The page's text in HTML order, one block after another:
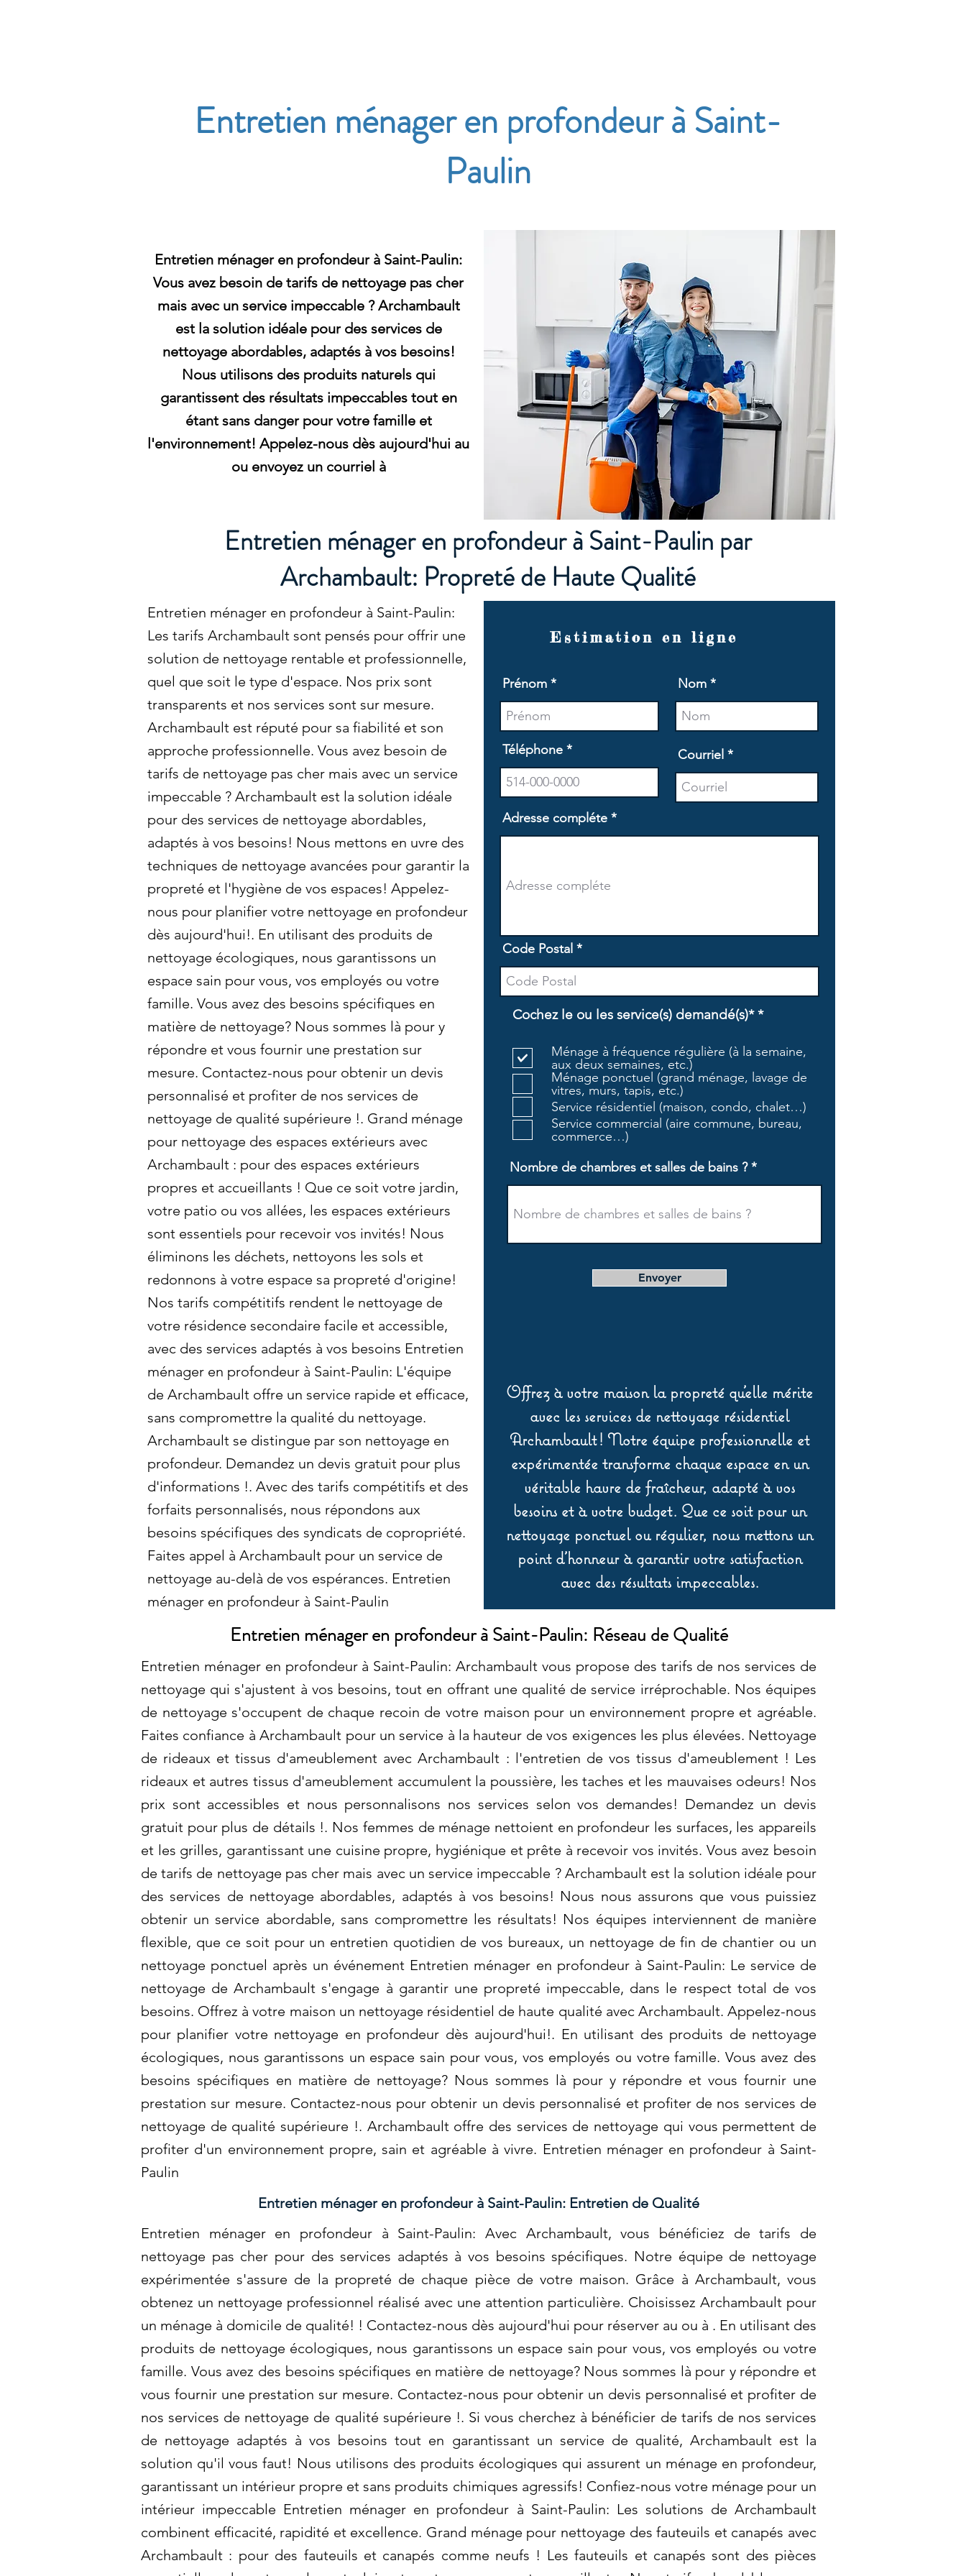
Entretien ménager en profondeur à Saint-
Paulin
Entretien ménager en profondeur à Saint-Paulin:
Vous avez besoin de tarifs de nettoyage pas cher
mais avec un service impeccable ? Archambault
est la solution idéale pour des services de
nettoyage abordables, adaptés à vos besoins!
Nous utilisons des produits naturels qui
garantissent des résultats impeccables tout en
étant sans danger pour votre famille et
l'environnement! Appelez-nous dès aujourd'hui au
ou envoyez un courriel à
Entretien ménager en profondeur à Saint-Paulin par
Archambault: Propreté de Haute Qualité
Entretien ménager en profondeur à Saint-Paulin:
Les tarifs Archambault sont pensés pour offrir une
solution de nettoyage rentable et professionnelle,
quel que soit le type d'espace. Nos prix sont
transparents et nos services sont sur mesure.
Archambault est réputé pour sa fiabilité et son
approche professionnelle. Vous avez besoin de
tarifs de nettoyage pas cher mais avec un service
impeccable ? Archambault est la solution idéale
pour des services de nettoyage abordables,
adaptés à vos besoins! Nous mettons en uvre des
techniques de nettoyage avancées pour garantir la
propreté et l'hygiène de vos espaces! Appelez-
nous pour planifier votre nettoyage en profondeur
dès aujourd'hui!. En utilisant des produits de
nettoyage écologiques, nous garantissons un
espace sain pour vous, vos employés ou votre
famille. Vous avez des besoins spécifiques en
matière de nettoyage? Nous sommes là pour y
répondre et vous fournir une prestation sur
mesure. Contactez-nous pour obtenir un devis
personnalisé et profiter de nos services de
nettoyage de qualité supérieure !. Grand ménage
pour nettoyage des espaces extérieurs avec
Archambault : pour des espaces extérieurs
propres et accueillants ! Que ce soit votre jardin,
votre patio ou vos allées, les espaces extérieurs
sont essentiels pour recevoir vos invités! Nous
éliminons les déchets, nettoyons les sols et
redonnons à votre espace sa propreté d'origine!
Nos tarifs compétitifs rendent le nettoyage de
votre résidence secondaire facile et accessible,
avec des services adaptés à vos besoins Entretien
ménager en profondeur à Saint-Paulin: L'équipe
de Archambault offre un service rapide et efficace,
sans compromettre la qualité du nettoyage.
Archambault se distingue par son nettoyage en
profondeur. Demandez un devis gratuit pour plus
d'informations !. Avec des tarifs compétitifs et des
forfaits personnalisés, nous répondons aux
besoins spécifiques des syndicats de copropriété.
Faites appel à Archambault pour un service de
nettoyage au-delà de vos espérances. Entretien
ménager en profondeur à Saint-Paulin
Estimation en ligne
Prénom Nom
Téléphone Courriel
Adresse compléte
Code Postal
Cochez le ou les service(s) demandé(s)* *O
i
a
o
i
Ménage à fréquence régulière (à la semaine,
aux deux semaines, etc.)
Ménage ponctuel (grand ménage, lavage de
vitres, murs, tapis, etc.)
Service résidentiel (maison, condo, chalet…)
Service commercial (aire commune, bureau,
commerce…)
Nombre de chambres et salles de bains ?
Envoyer
Offrez à votre maison la propreté qu’elle mérite
avec les services de nettoyage résidentiel
Archambault ! Notre équipe professionnelle et
expérimentée transforme chaque espace en un
véritable havre de fraîcheur, adapté à vos
besoins et à votre budget. Que ce soit pour un
nettoyage ponctuel ou régulier, nous mettons un
point d’honneur à garantir votre satisfaction
avec des résultats impeccables.
Entretien ménager en profondeur à Saint-Paulin: Réseau de Qualité
Entretien ménager en profondeur à Saint-Paulin: Archambault vous propose des tarifs de nos services de
nettoyage qui s'ajustent à vos besoins, tout en offrant une qualité de service irréprochable. Nos équipes
de nettoyage s'occupent de chaque recoin de votre maison pour un environnement propre et agréable.
Faites confiance à Archambault pour un service à la hauteur de vos exigences les plus élevées. Nettoyage
de rideaux et tissus d'ameublement avec Archambault : l'entretien de vos tissus d'ameublement ! Les
rideaux et autres tissus d'ameublement accumulent la poussière, les taches et les mauvaises odeurs! Nos
prix sont accessibles et nous personnalisons nos services selon vos demandes! Demandez un devis
gratuit pour plus de détails !. Nos femmes de ménage nettoient en profondeur les surfaces, les appareils
et les grilles, garantissant une cuisine propre, hygiénique et prête à recevoir vos invités. Vous avez besoin
de tarifs de nettoyage pas cher mais avec un service impeccable ? Archambault est la solution idéale pour
des services de nettoyage abordables, adaptés à vos besoins! Nous nous assurons que vous puissiez
obtenir un service abordable, sans compromettre les résultats! Nos équipes interviennent de manière
flexible, que ce soit pour un entretien quotidien de vos bureaux, un nettoyage de fin de chantier ou un
nettoyage ponctuel après un événement Entretien ménager en profondeur à Saint-Paulin: Le service de
nettoyage de Archambault s'engage à garantir une propreté impeccable, dans le respect total de vos
besoins. Offrez à votre maison un nettoyage résidentiel de haute qualité avec Archambault. Appelez-nous
pour planifier votre nettoyage en profondeur dès aujourd'hui!. En utilisant des produits de nettoyage
écologiques, nous garantissons un espace sain pour vous, vos employés ou votre famille. Vous avez des
besoins spécifiques en matière de nettoyage? Nous sommes là pour y répondre et vous fournir une
prestation sur mesure. Contactez-nous pour obtenir un devis personnalisé et profiter de nos services de
nettoyage de qualité supérieure !. Archambault offre des services de nettoyage qui vous permettent de
profiter d'un environnement propre, sain et agréable à vivre. Entretien ménager en profondeur à Saint-
Paulin
Entretien ménager en profondeur à Saint-Paulin: Entretien de Qualité
Entretien ménager en profondeur à Saint-Paulin: Avec Archambault, vous bénéficiez de tarifs de
nettoyage pas cher pour des services adaptés à vos besoins spécifiques. Notre équipe de nettoyage
expérimentée s'assure de la propreté de chaque pièce de votre maison. Grâce à Archambault, vous
obtenez un nettoyage professionnel réalisé avec une attention particulière. Choisissez Archambault pour
un ménage à domicile de qualité! ! Contactez-nous dès aujourd'hui pour réserver au ou à . En utilisant des
produits de nettoyage écologiques, nous garantissons un espace sain pour vous, vos employés ou votre
famille. Vous avez des besoins spécifiques en matière de nettoyage? Nous sommes là pour y répondre et
vous fournir une prestation sur mesure. Contactez-nous pour obtenir un devis personnalisé et profiter de
nos services de nettoyage de qualité supérieure !. Si vous cherchez à bénéficier de tarifs de nos services
de nettoyage adaptés à vos besoins tout en garantissant un service de qualité, Archambault est la
solution qu'il vous faut! Nous utilisons des produits écologiques qui assurent un ménage en profondeur,
garantissant un intérieur propre et sans produits chimiques agressifs! Confiez-nous votre ménage pour un
intérieur impeccable Entretien ménager en profondeur à Saint-Paulin: Les solutions de Archambault
combinent efficacité, rapidité et excellence. Grand ménage pour nettoyage des fauteuils et canapés avec
Archambault : pour des fauteuils et canapés comme neufs ! Les fauteuils et canapés sont des pièces